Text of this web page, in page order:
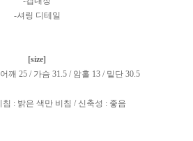
-셔링 디테일
[size]
깨 25 / 가슴 31.5 / 암홀 13 / 밑단 30.5
침 : 밝은 색만 비침 / 신축성 : 좋음